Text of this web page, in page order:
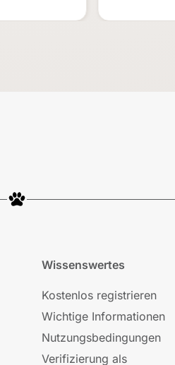
Wissenswertes
Kostenlos registrieren
Wichtige Informationen
Nutzungsbedingungen
Verifizierung als